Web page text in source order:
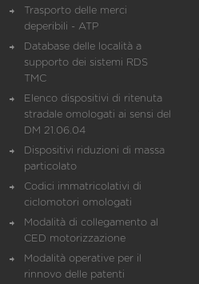
Trasporto delle merci
deperibili - ATP
Database delle località a
supporto dei sistemi RDS
TMC
Elenco dispositivi di ritenuta
stradale omologati ai sensi del
DM 21.06.04
Dispositivi riduzioni di massa
particolato
Codici immatricolativi di
ciclomotori omologati
Modalità di collegamento al
CED motorizzazione
Modalità operative per il
rinnovo delle patenti